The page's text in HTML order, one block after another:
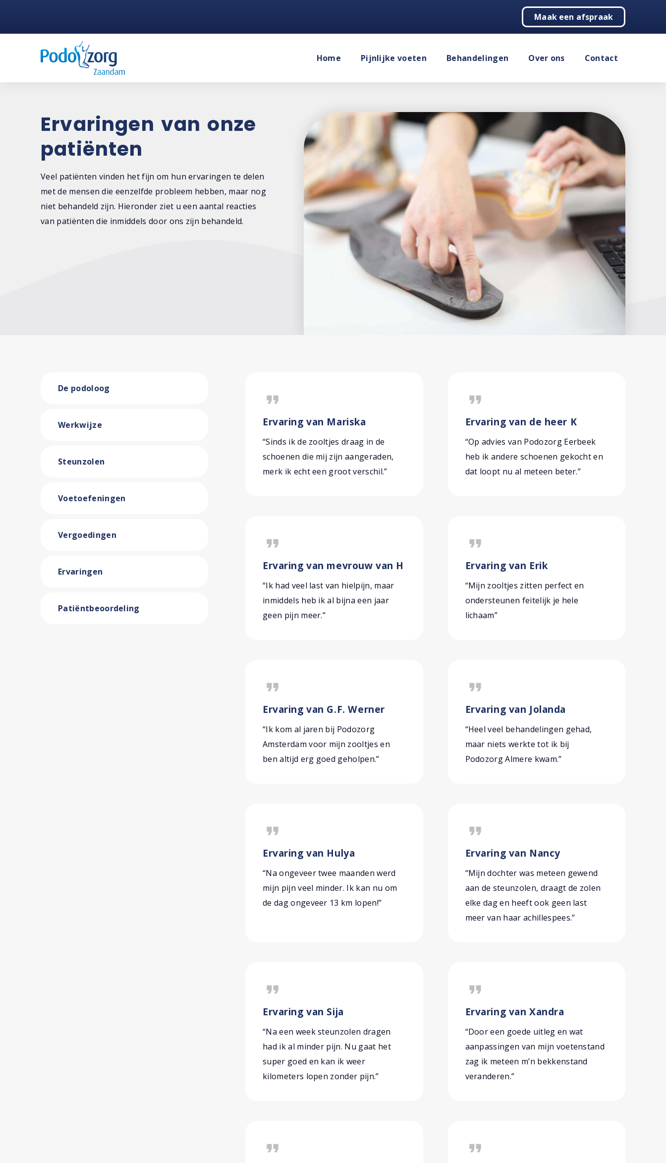
Maak een afspraak
Home Pijnlijke voeten Behandelingen Over ons Contact
Ervaringen van onze
patiënten
Veel patiënten vinden het fijn om hun ervaringen te delen
met de mensen die eenzelfde probleem hebben, maar nog
niet behandeld zijn. Hieronder ziet u een aantal reacties
van patiënten die inmiddels door ons zijn behandeld.
De podoloog
Werkwijze
Steunzolen
Voetoefeningen
Vergoedingen
Ervaringen
Patiëntbeoordeling
format_quote
Ervaring van Mariska
“Sinds ik de zooltjes draag in de
schoenen die mij zijn aangeraden,
merk ik echt een groot verschil.”
format_quote
Ervaring van de heer K
“Op advies van Podozorg Eerbeek
heb ik andere schoenen gekocht en
dat loopt nu al meteen beter.”
format_quote
Ervaring van mevrouw van H
“Ik had veel last van hielpijn, maar
inmiddels heb ik al bijna een jaar
geen pijn meer.”
format_quote
Ervaring van Erik
“Mijn zooltjes zitten perfect en
ondersteunen feitelijk je hele
lichaam”
format_quote
Ervaring van G.F. Werner
“Ik kom al jaren bij Podozorg
Amsterdam voor mijn zooltjes en
ben altijd erg goed geholpen.”
format_quote
Ervaring van Jolanda
“Heel veel behandelingen gehad,
maar niets werkte tot ik bij
Podozorg Almere kwam.”
format_quote
Ervaring van Hulya
“Na ongeveer twee maanden werd
mijn pijn veel minder. Ik kan nu om
de dag ongeveer 13 km lopen!”
format_quote
Ervaring van Nancy
“Mijn dochter was meteen gewend
aan de steunzolen, draagt de zolen
elke dag en heeft ook geen last
meer van haar achillespees.”
format_quote
Ervaring van Sija
“Na een week steunzolen dragen
had ik al minder pijn. Nu gaat het
super goed en kan ik weer
kilometers lopen zonder pijn.”
format_quote
Ervaring van Xandra
“Door een goede uitleg en wat
aanpassingen van mijn voetenstand
zag ik meteen m’n bekkenstand
veranderen.”
format_quote format_quote